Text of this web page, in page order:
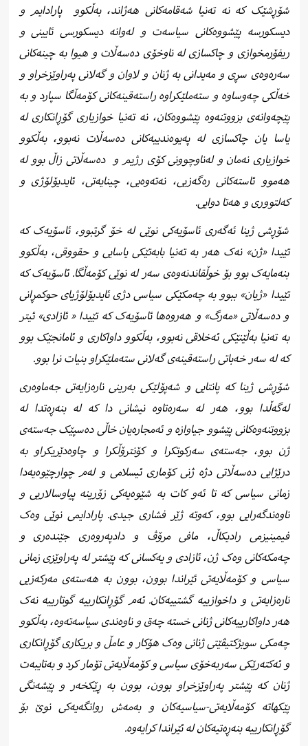
شۆڕشێک کە نە تەنیا شەقامەکانی هەژاند، بەڵکوو
پارادایم و
دیسکورسە پێشووەکانی سیاسەت و لەوانە دیسکورسی ئایینی و
ریفۆرمخوازی و چاکسازی لە ناوخۆی دەسەڵات و هیوا بە چینەکانی
سەرەوەی سڕی و مەیدانی بە ژنان و لاوان و گەلانی پەراوێزخراو و
خەڵکی چەوساوە و ستەملێکراوە راستەقینەکانی کۆمەڵگا سپارد و بە
پێچەوانەی بزووتنەوە پێشووەکان، نە تەنیا خوازیاری گۆڕانکاری لە
یاسا یان چاکسازی لە پەیوەندییەکانی دەسەڵات نەبوو، بەڵکوو
خوازیاری نەمان و لەناوچوونی کۆی رژیم و دەسەڵاتی زاڵ بوو لە
هەموو ئاستەکانی رەگەزیی، نەتەوەیی، چینایەتی، ئایدیۆلۆژی و
کەلتووری و هەتا دوایی.
شۆڕشی ژینا ئەگەری ئاسۆیەکی نوێی لە خۆ گرتبوو، ئاسۆیەک کە
تێیدا «ژن» نەک هەر بە تەنیا بابەتێکی یاسایی و حقووقی، بەڵکوو
بنەمایەک بوو بۆ خوڵقاندنەوەی سەر لە نوێی کۆمەڵگا. ئاسۆیەک کە
تێیدا «ژیان» ببوو بە چەمکێکی سیاسی دژی ئایدیۆلۆژیای حوکمڕانی
و دەسەڵاتی «مەرگ» و هەروەها ئاسۆیەک کە تێیدا « ئازادی» ئیتر
بە تەنیا بەڵێنێکی ئەخلاقی نەبوو، بەڵکوو داواکاری و ئامانجێک بوو
کە لە سەر خەباتی راستەقینەی گەلانی ستەملێکراو بنیات نرا بوو.
شۆڕشی ژینا کە پانتایی و شەپۆلێکی بەرینی نارەزایەتی جەماوەری
لەگەڵدا بوو، هەر لە سەرەتاوە نیشانی دا کە لە بنەڕەتدا لە
بزووتنەوەکانی پێشوو جیاوازە و ئەمجارەیان خاڵی دەسپێک جەستەی
ژن بوو، جەستەی سەرکوتکرا و کۆنترۆڵکرا و چاوەدێریکراو بە
درێژایی دەسەڵاتی دژە ژنی کۆماری ئیسلامی و لەم چوارچێوەیەدا
زمانی سیاسی کە تا ئەو کات بە شێوەیەکی زۆرینە پیاوسالاریی و
ناوەندگەرایی بوو، کەوتە ژێر فشاری جیدی. پارادایمی نوێی وەک
فیمینیزمی رادیکاڵ، مافی مرۆڤ و دادپەروەری جێندەری و
چەمکەکانی وەک ژن، ئازادی و یەکسانی کە پێشتر لە پەراوێزی زمانی
سیاسی و کۆمەڵایەتی ئێراندا بوون، بوون بە هەستەی مەرکەزیی
نارەزایەتی و داخوازییە گشتییەکان. ئەم گۆڕانکارییە گوتارییە نەک
هەر داواکارییەکانی ژنانی خستە چەق و ناوەندی سیاسەتەوە، بەڵکوو
چەمکی سوبژکتیڤێتی ژنانی وەک هۆکار و عامڵ و بریکاری گۆڕانکاری
و ئەکتەرێکی سەربەخۆی سیاسی و کۆمەڵایەتی تۆمار کرد و بەتایبەت
ژنان کە پێشتر پەراوێزخراو بوون، بوون بە ڕێکخەر و پێشەنگی
پێکهاتە کۆمەڵایەتی-سیاسیەکان و بەمەش روانگەیەکی نوێ بۆ
گۆڕانکارییە بنەڕەتیەکان لە ئێراندا کرایەوە.